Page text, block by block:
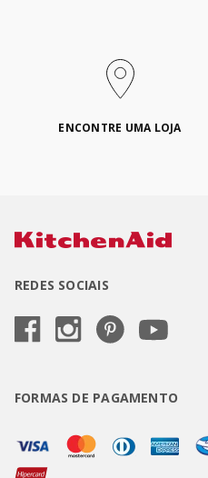
ENCONTRE UMA LOJA
REDES SOCIAIS
FORMAS DE PAGAMENTO